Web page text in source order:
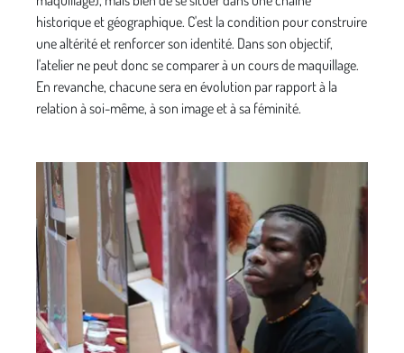
historique et géographique. C'est la condition pour construire
une altérité et renforcer son identité. Dans son objectif,
l'atelier ne peut donc se comparer à un cours de maquillage.
En revanche, chacune sera en évolution par rapport à la
relation à soi-même, à son image et à sa féminité.